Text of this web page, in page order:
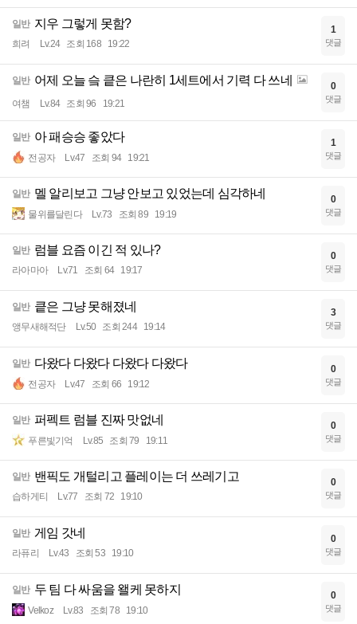
일반 지우 그렇게 못함?
희려 Lv.24 조회 168 19:22
1
댓글
일반 어제 오늘 슼 킅은 나란히 1세트에서 기력 다 쓰네
여챔 Lv.84 조회 96 19:21
0
댓글
일반 아 패승승 좋았다
전공자 Lv.47 조회 94 19:21
1
댓글
일반 멜 알리보고 그냥 안보고 있었는데 심각하네
물위를달린다 Lv.73 조회 89 19:19
0
댓글
일반 럼블 요즘 이긴 적 있나?
라아마아 Lv.71 조회 64 19:17
0
댓글
일반 킅은 그냥 못해졌네
앵무새해적단 Lv.50 조회 244 19:14
3
댓글
일반 다왔다 다왔다 다왔다 다왔다
전공자 Lv.47 조회 66 19:12
0
댓글
일반 퍼펙트 럼블 진짜 맛없네
푸른빛기억 Lv.85 조회 79 19:11
0
댓글
일반 밴픽도 개털리고 플레이는 더 쓰레기고
습하게티 Lv.77 조회 72 19:10
0
댓글
일반 게임 갓네
라퓨리 Lv.43 조회 53 19:10
0
댓글
일반 두 팀 다 싸움을 왤케 못하지
Velkoz Lv.83 조회 78 19:10
0
댓글